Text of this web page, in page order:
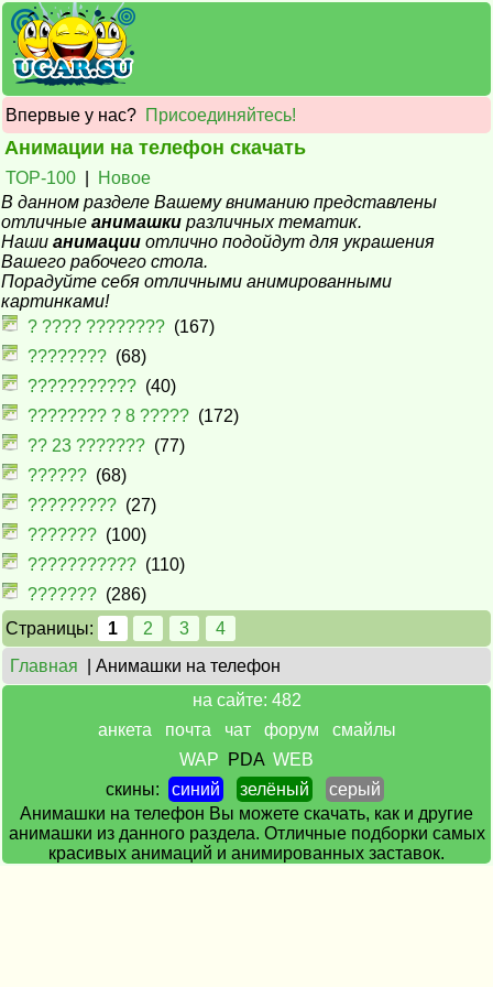
Впервые у нас? Присоединяйтесь!
Анимации на телефон скачать
ТОР-100
Новое
В данном разделе Вашему вниманию представлены
отличные анимашки различных тематик.
Наши анимации отлично подойдут для украшения
Вашего рабочего стола.
Порадуйте себя отличными анимированными
картинками!
? ???? ???????? (167)
???????? (68)
??????????? (40)
???????? ? 8 ????? (172)
?? 23 ??????? (77)
?????? (68)
????????? (27)
??????? (100)
??????????? (110)
??????? (286)
Страницы:
1 2 3
4
Главная
| Анимашки на телефон
на сайте: 482
анкета
почта чат форум
смайлы
WAP
PDA WEB
скины:
синий зелёный
серый
Анимашки на телефон Вы можете скачать, как и другие
анимашки из данного раздела. Отличные подборки самых
красивых анимаций и анимированных заставок.